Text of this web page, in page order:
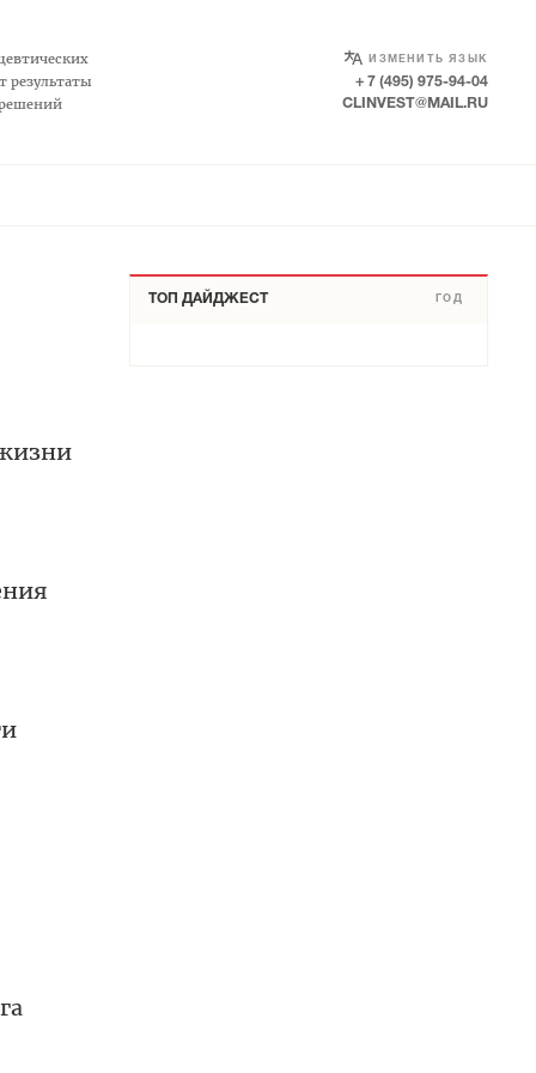
результаты
ИЗМЕНИТЬ ЯЗЫК
SELECT LANGUAGE
+ 7 (495) 975-94-04
CLINVEST@MAIL.RU
ТОП ДАЙДЖЕСТ ГОД